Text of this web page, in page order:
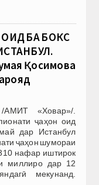
БА БОКС
Қосимова
«Ховар»/.
ҷаҳон оид
дар Истанбул
ҷаҳон шумораи
нафар иштирок
миллиро дар 12
мекунанд.